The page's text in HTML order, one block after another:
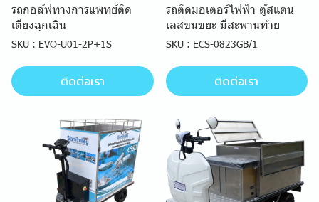
รถกอล์ฟทางการแพทย์ติด
เตียงฉุกเฉิน
SKU : EVO-U01-2P+1S
ติดต่อเรา
รถติดมอเตอร์ไฟฟ้า ตู้สแตน
เลสขนขยะ มีสะพานท้าย
SKU : ECS-0823GB/1
ติดต่อเรา